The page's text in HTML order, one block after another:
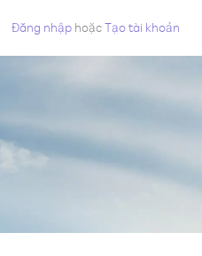
Đăng nhập hoặcTạo tài khoản